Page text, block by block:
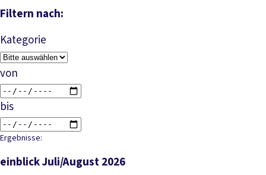
Filtern nach:
Kategorie
von
bis
Ergebnisse:
einblick Juli/August 2026